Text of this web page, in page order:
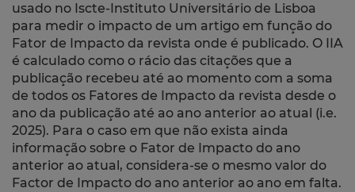
usado no Iscte-Instituto Universitário de Lisboa
para medir o impacto de um artigo em função do
Fator de Impacto da revista onde é publicado. O IIA
é calculado como o rácio das citações que a
publicação recebeu até ao momento com a soma
de todos os Fatores de Impacto da revista desde o
ano da publicação até ao ano anterior ao atual (i.e.
2025). Para o caso em que não exista ainda
informação sobre o Fator de Impacto do ano
anterior ao atual, considera-se o mesmo valor do
Factor de Impacto do ano anterior ao ano em falta.